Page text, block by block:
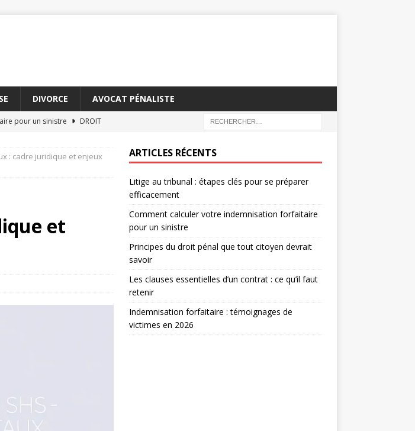
DIVORCE AVOCAT PÉNALISTE
pour un sinistre
DROIT
faut retenir
DROIT
efficacement
: cadre juridique et enjeux
et
ARTICLES RÉCENTS
Litige au tribunal : étapes clés pour se préparer
efficacement
Comment calculer votre indemnisation forfaitaire
pour un sinistre
Principes du droit pénal que tout citoyen devrait
savoir
Les clauses essentielles d’un contrat : ce qu’il faut
retenir
Indemnisation forfaitaire : témoignages de
victimes en 2026